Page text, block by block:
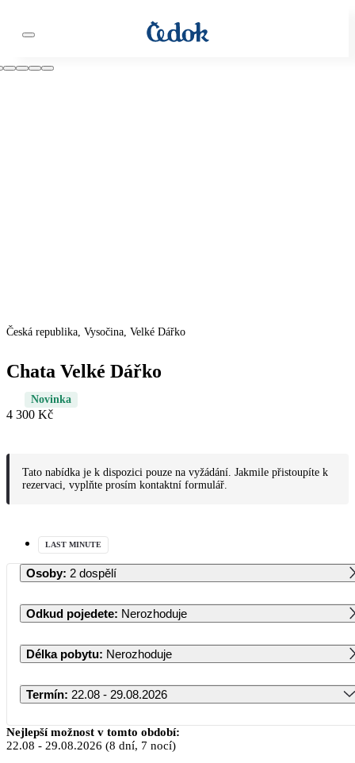
Česká republika, Vysočina, Velké Dářko
Chata Velké Dářko
Novinka
4 300 Kč
Tato nabídka je k dispozici pouze na vyžádání. Jakmile přistoupíte k
rezervaci, vyplňte prosím kontaktní formulář.
LAST MINUTE
Osoby: 2 dospělí
Odkud pojedete: Nerozhoduje
Délka pobytu: Nerozhoduje
Termín: 22.08 - 29.08.2026
Srpen 2026
Nejlepší možnost v tomto období:
22.08 - 29.08.2026 (8 dní, 7 nocí)